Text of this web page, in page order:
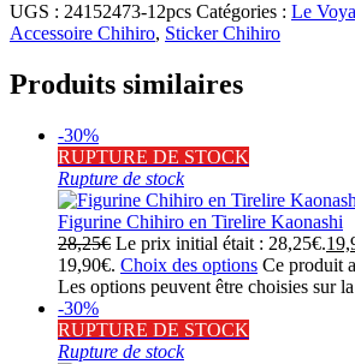
UGS : 24152473-12pcs Catégories : Le
Accessoire Chihiro, Sticker Chihiro
Produits similaires
-30%
RUPTURE DE STOCK
Rupture de stock
Figurine Chihiro en Tirelire Kaonashi
28,25€ Le prix initial était : 28,25€.
19,90€. Choix des options Ce produit
Les options peuvent être choisies sur
-30%
RUPTURE DE STOCK
Rupture de stock